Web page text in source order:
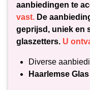
aanbiedingen te
vast. De
geprijsd, uniek en
glaszetters. U
Diverse
Haarlemse